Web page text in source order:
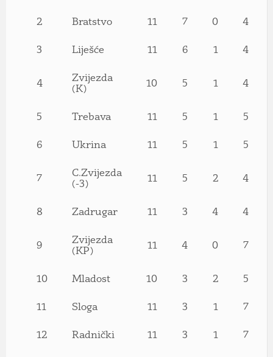
2 Bratstvo 11 7 0 4
3 Liješće 11 6 1 4
4
Zvijezda
(K)
10 5 1 4
5 Trebava 11 5 1 5
6 Ukrina 11 5 1 5
7
C.Zvijezda
(-3)
11 5 2 4
8 Zadrugar 11 3 4 4
9
Zvijezda
(KP)
11 4 0 7
10 Mladost 10 3 2 5
11 Sloga 11 3 1 7
12 Radnički 11 3 1 7